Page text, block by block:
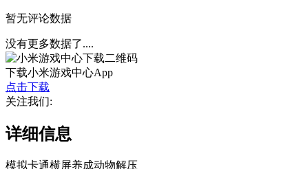
暂无评论数据
没有更多数据了....
下载小米游戏中心App
点击下载
关注我们:
详细信息
模拟卡通横屏养成动物解压